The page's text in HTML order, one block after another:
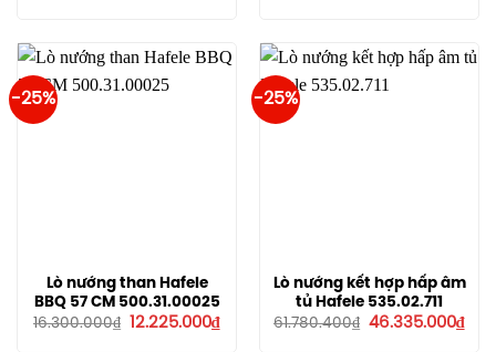
8.992.000₫.
-25%
Lò nướng than Hafele
BBQ 57 CM 500.31.00025
16.300.000₫ Giá
12.225.000₫Giá
-25%
Lò nướng kết hợp hấp âm
tủ Hafele 535.02.711
61.780.400₫ Giá
46.335.000₫Giá